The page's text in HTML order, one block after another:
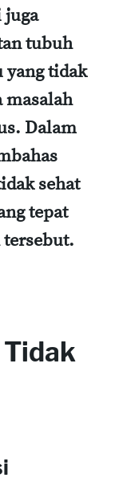
juga
tubuh
yang tidak
masalah
Dalam
sehat
tepat